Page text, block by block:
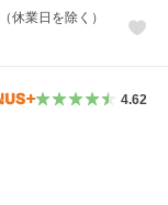
休業日を除く）
4.62